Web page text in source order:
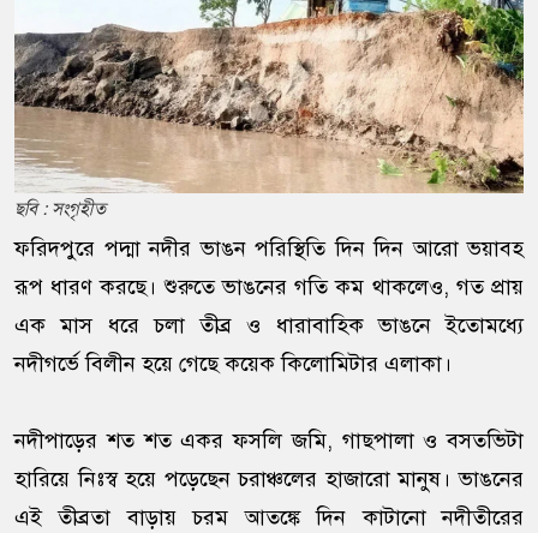
ছবি : সংগৃহীত
ফরিদপুরে পদ্মা নদীর ভাঙন পরিস্থিতি দিন দিন আরো ভয়াবহ
রূপ ধারণ করছে। শুরুতে ভাঙনের গতি কম থাকলেও, গত প্রায়
এক মাস ধরে চলা তীব্র ও ধারাবাহিক ভাঙনে ইতোমধ্যে
নদীগর্ভে বিলীন হয়ে গেছে কয়েক কিলোমিটার এলাকা।
নদীপাড়ের শত শত একর ফসলি জমি, গাছপালা ও বসতভিটা
হারিয়ে নিঃস্ব হয়ে পড়েছেন চরাঞ্চলের হাজারো মানুষ। ভাঙনের
এই তীব্রতা বাড়ায় চরম আতঙ্কে দিন কাটানো নদীতীরের